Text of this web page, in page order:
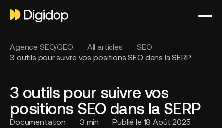
Agence SEO/GEO All articles
SEO
3 outils pour suivre vos positions SEO dans la SERP
3 outils pour suivre vos
positions SEO dans la SERP
Documentation 3 min Publié le 18 Août 2025